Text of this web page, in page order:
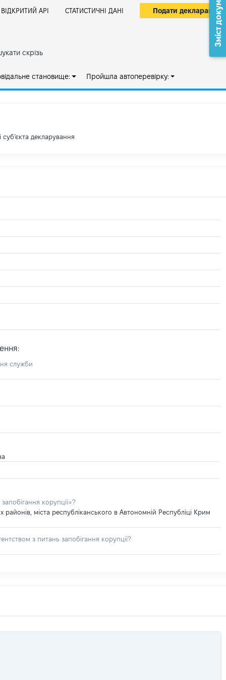
ВІДКРИТИЙ АРІ СТАТИСТИЧНІ ДАНІ Подати декларацію
скрізь
становище: Пройшла автоперевірку:
декларування
служби
корупції»?
міста республіканського в Автономній Республіці Крим
з питань запобігання корупції?
Зміст документа